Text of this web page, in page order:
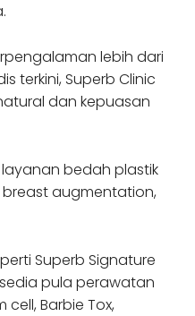
lebih dari
terkini, Superb Clinic
dan kepuasan
bedah plastik
augmentation,
Superb Signature
pula perawatan
Barbie Tox,